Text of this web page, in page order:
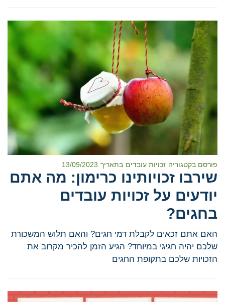
פורסם בקטגוריה זכויות עובדים בתאריך 13/09/2023
שירבו זכויותינו כרימון: מה אתם
יודעים על זכויות עובדים
בחגים?
האם אתם זכאים לקבלת דמי חגים? והאם תלוש המשכורת
שלכם יהיה חגיגי במיוחד? הגיע הזמן להכיר מקרוב את
הזכויות שלכם בתקופת החגים